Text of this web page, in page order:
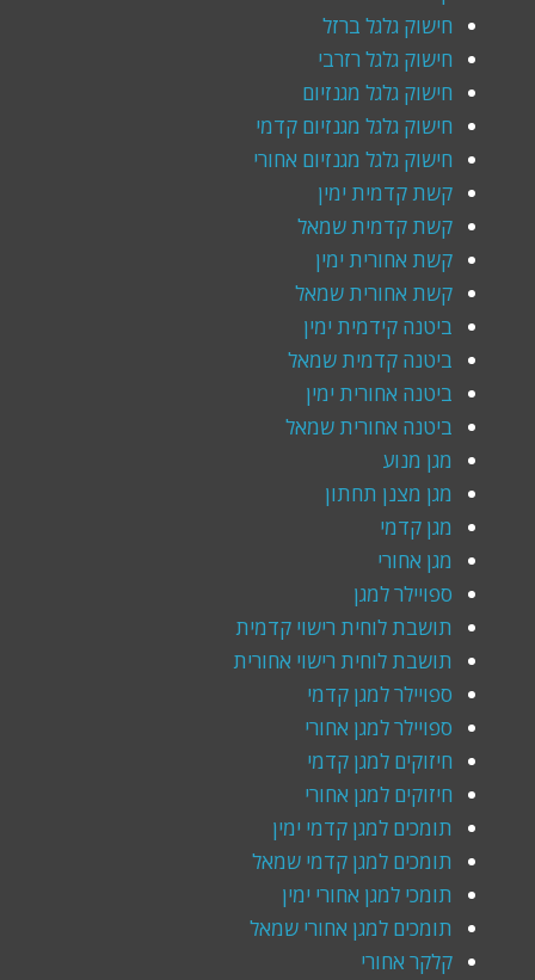
חישוק גלגל ברזל
חישוק גלגל רזרבי
חישוק גלגל מגנזיום
חישוק גלגל מגנזיום קדמי
חישוק גלגל מגנזיום אחורי
קשת קדמית ימין
קשת קדמית שמאל
קשת אחורית ימין
קשת אחורית שמאל
ביטנה קידמית ימין
ביטנה קדמית שמאל
ביטנה אחורית ימין
ביטנה אחורית שמאל
מגן מנוע
מגן מצנן תחתון
מגן קדמי
מגן אחורי
ספויילר למגן
תושבת לוחית רישוי קדמית
תושבת לוחית רישוי אחורית
ספויילר למגן קדמי
ספויילר למגן אחורי
חיזוקים למגן קדמי
חיזוקים למגן אחורי
תומכים למגן קדמי ימין
תומכים למגן קדמי שמאל
תומכי למגן אחורי ימין
תומכים למגן אחורי שמאל
קלקר אחורי